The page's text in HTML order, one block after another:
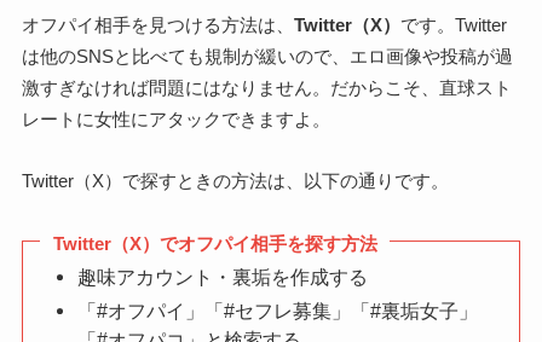
オフパイ相手を見つける方法は、 Twitter（X） です。Twitter
は他のSNSと比べても規制が緩いので、エロ画像や投稿が過
激すぎなければ問題にはなりません。だからこそ、直球スト
レートに女性にアタックできますよ。
Twitter（X）で探すときの方法は、以下の通りです。
Twitter（X）でオフパイ相手を探す方法
趣味アカウント・裏垢を作成する
「#オフパイ」「#セフレ募集」「#裏垢女子」